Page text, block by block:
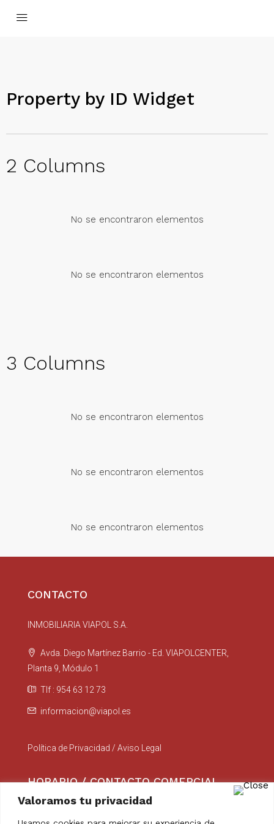
Valoramos tu privacidad
Property by ID Widget​
2 Columns
No se encontraron elementos
No se encontraron elementos
3 Columns
No se encontraron elementos
No se encontraron elementos
No se encontraron elementos
CONTACTO
INMOBILIARIA VIAPOL S.A.
Avda. Diego Martínez Barrio - Ed. VIAPOLCENTER,
Planta 9, Módulo 1
Tlf : 954 63 12 73
informacion@viapol.es
Política de Privacidad / Aviso Legal
HORARIO / CONTACTO COMERCIAL